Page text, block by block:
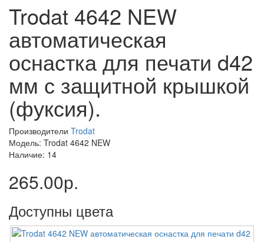
Trodat 4642 NEW
автоматическая
оснастка для печати d42
мм с защитной крышкой
(фуксия).
Производители Trodat
Модель: Trodat 4642 NEW
Наличие: 14
265.00р.
Доступны цвета